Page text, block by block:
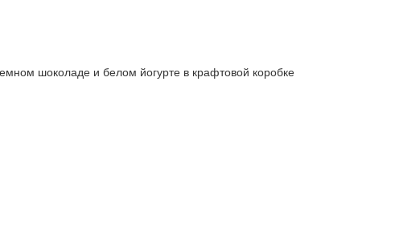
шоколаде и белом йогурте в крафтовой коробке